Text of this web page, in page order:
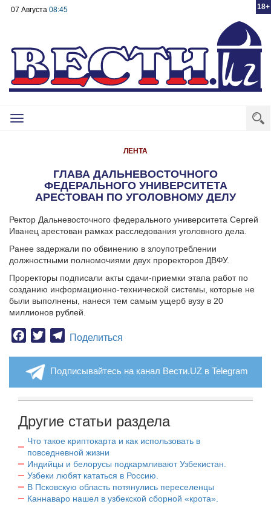
18+
07 Августа 08:45
Toggle
ЛЕНТА
ГЛАВА ДАЛЬНЕВОСТОЧНОГО
ФЕДЕРАЛЬНОГО УНИВЕРСИТЕТА
АРЕСТОВАН ПО УГОЛОВНОМУ ДЕЛУ
Ректор Дальневосточного федерального университета Сергей
Иванец арестован рамках расследования уголовного дела.
Ранее задержали по обвинению в злоупотреблении
должностными полномочиями двух проректоров ДВФУ.
Проректоры подписали акты сдачи-приемки этапа работ по
созданию информационно-технической системы, которые не
были выполнены, нанеся тем самым ущерб вузу в 20
миллионов рублей.
Facebook
TwitterTelegram
Поделиться
Подписывайтесь на канал Вести.UZ в Telegram
Другие статьи раздела
Что такое криптокарта и как использовать в
повседневной жизни
Индийцы и белорусы подкармливают Узбекистан.
Узбеки любят кататься в Россию.
В Псковскую область потянулись переселенцы
Каннаваро нашел в узбекской сборной «крота».